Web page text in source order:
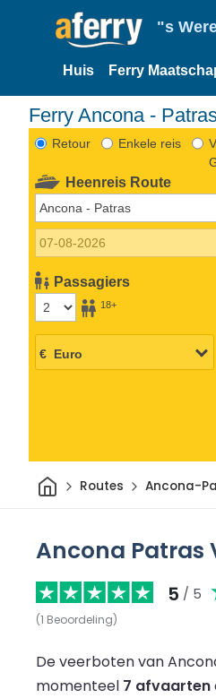
"s
Huis Ferry
Ferry Ancona -
Retour Enkele reis
Heenreis Route
Passagiers
18+
ThuisRoutes Ancona-
Ancona Patras
5 / 5
(1 Beoordeling)
De veerboten van
momenteel 7 afvaarten